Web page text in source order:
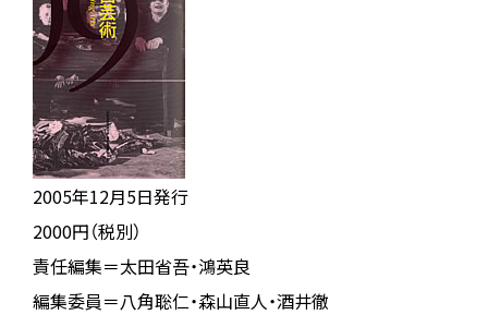
2005年12月5日発行
2000円（税別）
責任編集＝太田省吾・鴻英良
編集委員＝八角聡仁・森山直人・酒井徹